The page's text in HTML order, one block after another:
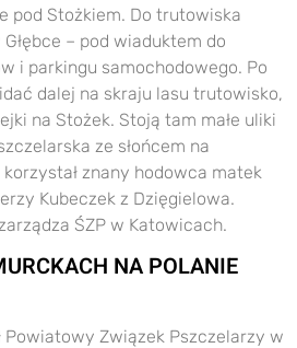
pod Stożkiem. Do trutowiska
– pod wiaduktem do
i parkingu samochodowego. Po
dalej na skraju lasu trutowisko,
na Stożek. Stoją tam małe uliki
ze słońcem na
znany hodowca matek
Kubeczek z Dzięgielowa.
ŚZP w Katowicach.
NA POLANIE
Powiatowy Związek Pszczelarzy w